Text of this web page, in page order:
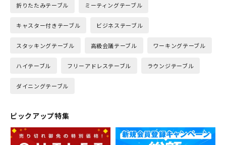
折りたたみテーブル ミーティングテーブル
キャスター付きテーブル ビジネステーブル
スタッキングテーブル 高級会議テーブル ワーキングテーブル
ハイテーブル フリーアドレステーブル ラウンジテーブル
ダイニングテーブル
ピックアップ特集